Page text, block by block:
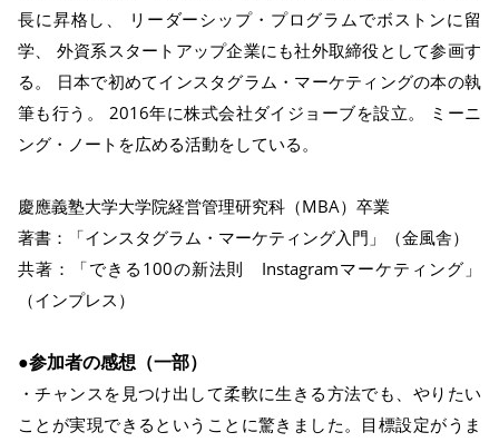
長に昇格し、 リーダーシップ・プログラムでボストンに留
学、 外資系スタートアップ企業にも社外取締役として参画す
る。 日本で初めてインスタグラム・マーケティングの本の執
筆も行う。 2016年に株式会社ダイジョーブを設立。 ミーニ
ング・ノートを広める活動をしている。
慶應義塾大学大学院経営管理研究科（MBA）卒業
著書：「インスタグラム・マーケティング入門」（金風舎）
共著：「できる100の新法則 Instagramマーケティング」
（インプレス）
●参加者の感想（一部）
・チャンスを見つけ出して柔軟に生きる方法でも、やりたい
ことが実現できるということに驚きました。目標設定がうま